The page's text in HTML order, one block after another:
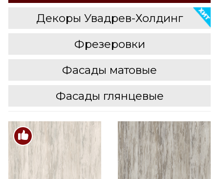
Декоры Увадрев-Холдинг
Фрезеровки
Фасады матовые
Фасады глянцевые